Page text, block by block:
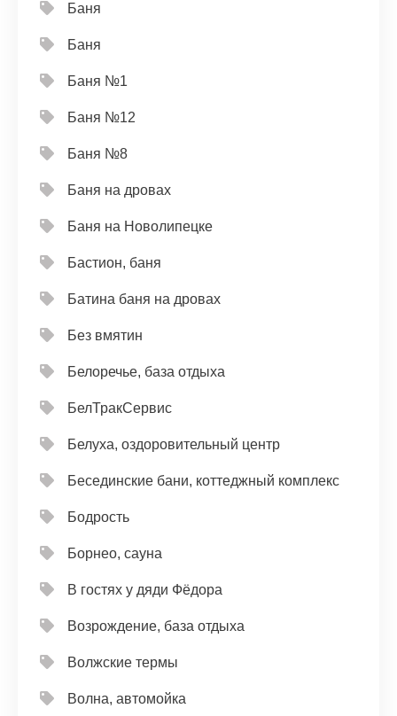
Баня
Баня
Баня №1
Баня №12
Баня №8
Баня на дровах
Баня на Новолипецке
Бастион, баня
Батина баня на дровах
Без вмятин
Белоречье, база отдыха
БелТракСервис
Белуха, оздоровительный центр
Бесединские бани, коттеджный комплекс
Бодрость
Борнео, сауна
В гостях у дяди Фёдора
Возрождение, база отдыха
Волжские термы
Волна, автомойка